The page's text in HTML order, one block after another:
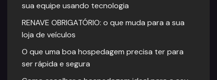
sua equipe usando tecnologia
RENAVE OBRIGATÓRIO: o que muda para a sua
loja de veículos
O que uma boa hospedagem precisa ter para
ser rápida e segura